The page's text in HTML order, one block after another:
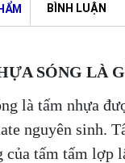
BÌNH LUẬN
SÓNG LÀ
là tấm nhựa
nguyên sinh.
của tấm tấm lợp